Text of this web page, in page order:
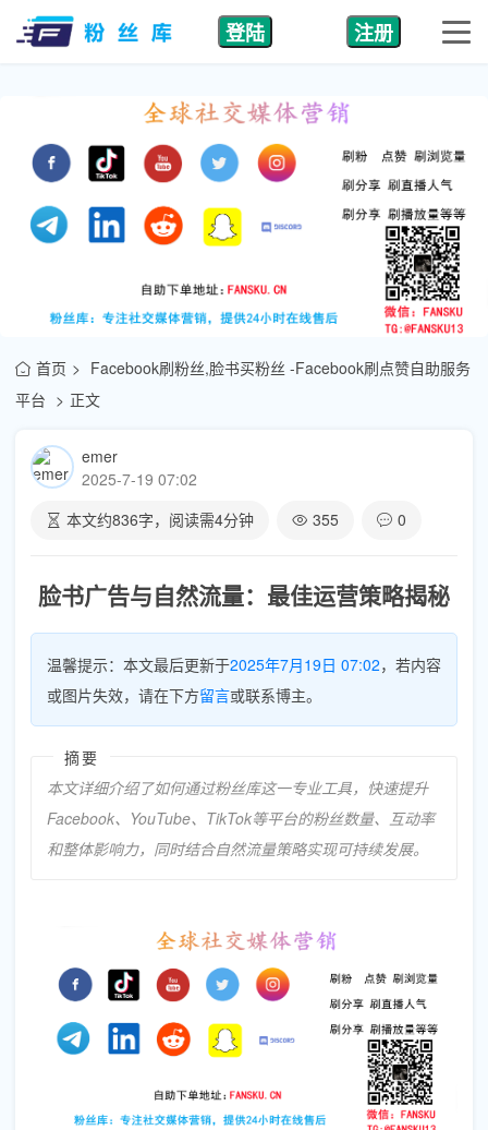
登陆 注册
首页
Facebook刷粉丝,脸书买粉丝 -Facebook刷点赞自助服务
平台
正文
emer
2025-7-19 07:02
本文约836字，阅读需4分钟 355 0
脸书广告与自然流量：最佳运营策略揭秘
温馨提示：本文最后更新于2025年7月19日 07:02，若内容
或图片失效，请在下方留言或联系博主。
摘要
本文详细介绍了如何通过粉丝库这一专业工具，快速提升
Facebook、YouTube、TikTok等平台的粉丝数量、互动率
和整体影响力，同时结合自然流量策略实现可持续发展。